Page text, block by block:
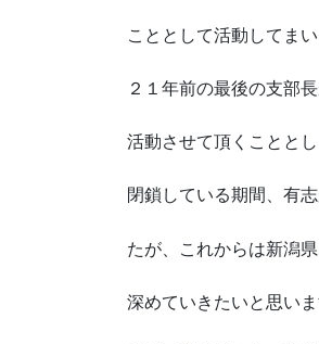
こととして活動してま
２１年前の最後の支部
活動させて頂くこととし
閉鎖している期間、有
たが、これからは新潟
深めていきたいと思いま